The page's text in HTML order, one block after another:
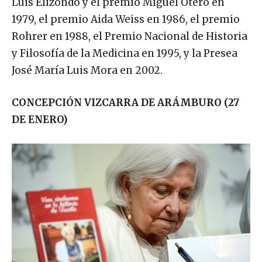
Luis Elizondo y el premio Miguel Otero en
1979, el premio Aida Weiss en 1986, el premio
Rohrer en 1988, el Premio Nacional de Historia
y Filosofía de la Medicina en 1995, y la Presea
José María Luis Mora en 2002.
CONCEPCIÓN VIZCARRA DE ARÁMBURO (27
DE ENERO)